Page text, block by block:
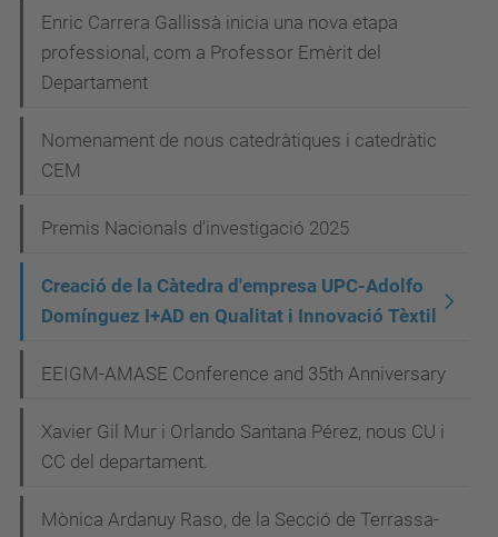
Enric Carrera Gallissà inicia una nova etapa
professional, com a Professor Emèrit del
Departament
Nomenament de nous catedràtiques i catedràtic
CEM
Premis Nacionals d'investigació 2025
Creació de la Càtedra d'empresa UPC-Adolfo
Domínguez I+AD en Qualitat i Innovació Tèxtil
EEIGM-AMASE Conference and 35th Anniversary
Xavier Gil Mur i Orlando Santana Pérez, nous CU i
CC del departament.
Mònica Ardanuy Raso, de la Secció de Terrassa-